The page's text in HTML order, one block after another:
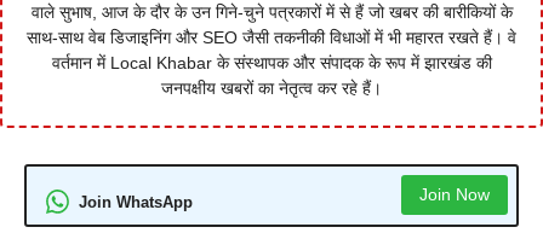
वाले सुभाष, आज के दौर के उन गिने-चुने पत्रकारों में से हैं जो खबर की बारीकियों के
साथ-साथ वेब डिजाइनिंग और SEO जैसी तकनीकी विधाओं में भी महारत रखते हैं। वे
वर्तमान में Local Khabar के संस्थापक और संपादक के रूप में झारखंड की
जनपक्षीय खबरों का नेतृत्व कर रहे हैं।
Join WhatsApp Join Now